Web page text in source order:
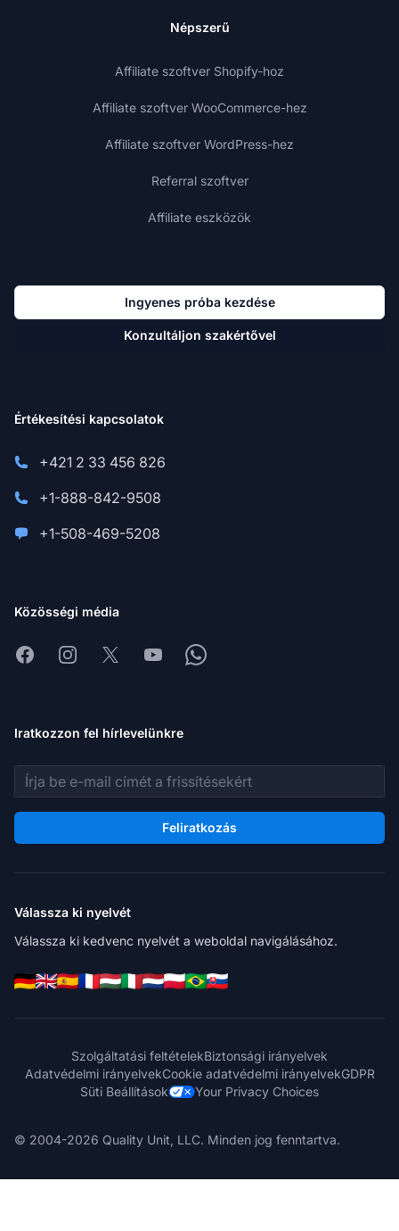
Népszerű
Affiliate szoftver Shopify-hoz
Affiliate szoftver WooCommerce-hez
Affiliate szoftver WordPress-hez
Referral szoftver
Affiliate eszközök
Ingyenes próba kezdése
Konzultáljon szakértővel
Értékesítési kapcsolatok
+421 2 33 456 826
+1-888-842-9508
+1-508-469-5208
Közösségi média
FacebookInstagram
X YoutubeWhatsapp
Iratkozzon fel hírlevelünkre
E-mail cím
Feliratkozás
Válassza ki nyelvét
Válassza ki kedvenc nyelvét a weboldal navigálásához.
Szolgáltatási feltételekBiztonsági irányelvek
Adatvédelmi irányelvekCookie adatvédelmi irányelvekGDPR
Süti Beállítások
Your Privacy Choices
© 2004-2026 Quality Unit, LLC. Minden jog fenntartva.